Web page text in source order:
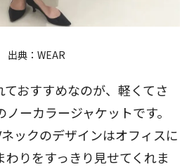
出典： WEAR
おすすめなのが、軽くてさ
ノーカラージャケットです。
ックのデザインはオフィスに
りをすっきり見せてくれま